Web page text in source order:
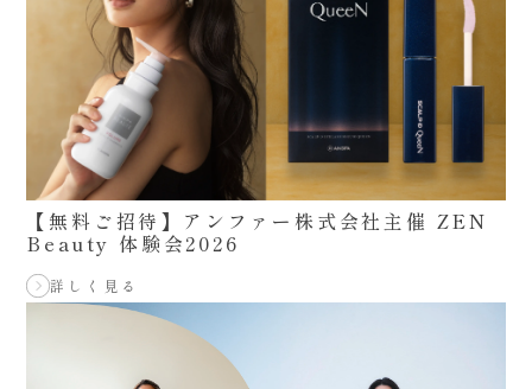
【無料ご招待】アンファー株式会社主催 ZEN
Beauty 体験会2026
詳しく見る